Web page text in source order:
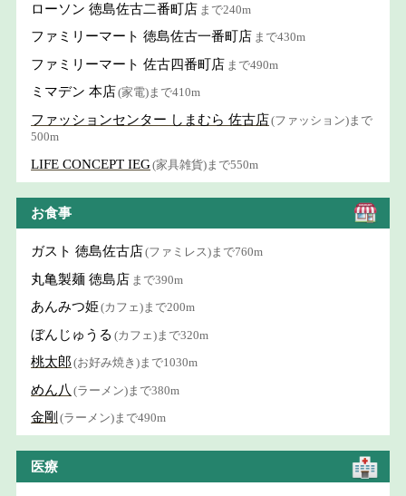
ローソン 徳島佐古二番町店 まで240m
ファミリーマート 徳島佐古一番町店 まで430m
ファミリーマート 佐古四番町店 まで490m
ミマデン 本店(家電)まで410m
ファッションセンター しまむら 佐古店(ファッション)まで
500m
LIFE CONCEPT IEG(家具雑貨)まで550m
お食事
ガスト 徳島佐古店(ファミレス)まで760m
丸亀製麺 徳島店 まで390m
あんみつ姫 (カフェ)まで200m
ぼんじゅうる (カフェ)まで320m
桃太郎 (お好み焼き)まで1030m
めん八 (ラーメン)まで380m
金剛 (ラーメン)まで490m
医療